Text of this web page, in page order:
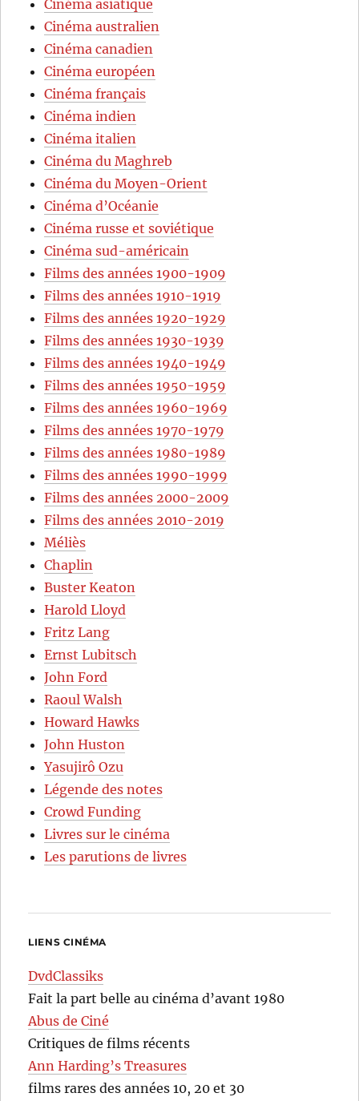
Cinéma asiatique
Cinéma australien
Cinéma canadien
Cinéma européen
Cinéma français
Cinéma indien
Cinéma italien
Cinéma du Maghreb
Cinéma du Moyen-Orient
Cinéma d’Océanie
Cinéma russe et soviétique
Cinéma sud-américain
Films des années 1900-1909
Films des années 1910-1919
Films des années 1920-1929
Films des années 1930-1939
Films des années 1940-1949
Films des années 1950-1959
Films des années 1960-1969
Films des années 1970-1979
Films des années 1980-1989
Films des années 1990-1999
Films des années 2000-2009
Films des années 2010-2019
Méliès
Chaplin
Buster Keaton
Harold Lloyd
Fritz Lang
Ernst Lubitsch
John Ford
Raoul Walsh
Howard Hawks
John Huston
Yasujirô Ozu
Légende des notes
Crowd Funding
Livres sur le cinéma
Les parutions de livres
LIENS CINÉMA
DvdClassiks
Fait la part belle au cinéma d’avant 1980
Abus de Ciné
Critiques de films récents
Ann Harding’s Treasures
films rares des années 10, 20 et 30